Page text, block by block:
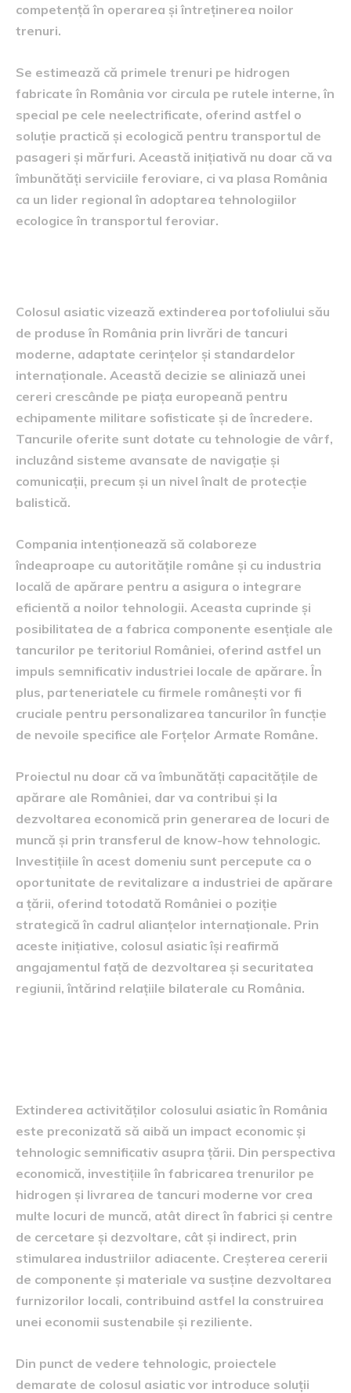
competență în operarea și întreținerea noilor
trenuri.
Se estimează că primele trenuri pe hidrogen
fabricate în România vor circula pe rutele interne, în
special pe cele neelectrificate, oferind astfel o
soluție practică și ecologică pentru transportul de
pasageri și mărfuri. Această inițiativă nu doar că va
îmbunătăți serviciile feroviare, ci va plasa România
ca un lider regional în adoptarea tehnologiilor
ecologice în transportul feroviar.
Colosul asiatic vizează extinderea portofoliului său
de produse în România prin livrări de tancuri
moderne, adaptate cerințelor și standardelor
internaționale. Această decizie se aliniază unei
cereri crescânde pe piața europeană pentru
echipamente militare sofisticate și de încredere.
Tancurile oferite sunt dotate cu tehnologie de vârf,
incluzând sisteme avansate de navigație și
comunicații, precum și un nivel înalt de protecție
balistică.
Compania intenționează să colaboreze
îndeaproape cu autoritățile române și cu industria
locală de apărare pentru a asigura o integrare
eficientă a noilor tehnologii. Aceasta cuprinde și
posibilitatea de a fabrica componente esențiale ale
tancurilor pe teritoriul României, oferind astfel un
impuls semnificativ industriei locale de apărare. În
plus, parteneriatele cu firmele românești vor fi
cruciale pentru personalizarea tancurilor în funcție
de nevoile specifice ale Forțelor Armate Române.
Proiectul nu doar că va îmbunătăți capacitățile de
apărare ale României, dar va contribui și la
dezvoltarea economică prin generarea de locuri de
muncă și prin transferul de know-how tehnologic.
Investițiile în acest domeniu sunt percepute ca o
oportunitate de revitalizare a industriei de apărare
a țării, oferind totodată României o poziție
strategică în cadrul alianțelor internaționale. Prin
aceste inițiative, colosul asiatic își reafirmă
angajamentul față de dezvoltarea și securitatea
regiunii, întărind relațiile bilaterale cu România.
Extinderea activităților colosului asiatic în România
este preconizată să aibă un impact economic și
tehnologic semnificativ asupra țării. Din perspectiva
economică, investițiile în fabricarea trenurilor pe
hidrogen și livrarea de tancuri moderne vor crea
multe locuri de muncă, atât direct în fabrici și centre
de cercetare și dezvoltare, cât și indirect, prin
stimularea industriilor adiacente. Creșterea cererii
de componente și materiale va susține dezvoltarea
furnizorilor locali, contribuind astfel la construirea
unei economii sustenabile și reziliente.
Din punct de vedere tehnologic, proiectele
demarate de colosul asiatic vor introduce soluții